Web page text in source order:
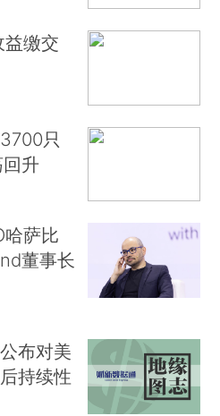
缴交
只
升
萨比
董事长
布对美
持续性